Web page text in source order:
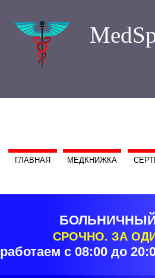
ГЛАВНАЯ МЕДКНИЖКА
СРОЧНО. ЗА
работаем с 08:00 до